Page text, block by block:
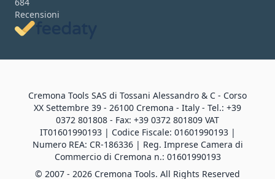
Recensioni
Cremona Tools SAS di Tossani Alessandro & C - Corso
XX Settembre 39 - 26100 Cremona - Italy - Tel.: +39
0372 801808 - Fax: +39 0372 801809 VAT
IT01601990193 | Codice Fiscale: 01601990193 |
Numero REA: CR-186336 | Reg. Imprese Camera di
Commercio di Cremona n.: 01601990193
© 2007 - 2026 Cremona Tools. All Rights Reserved